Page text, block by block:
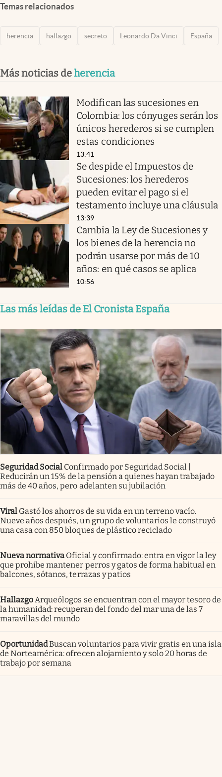
Temas relacionados
herencia hallazgo secreto Leonardo Da Vinci España
Más noticias deherencia
Modifican las sucesiones en
Colombia: los cónyuges serán los
únicos herederos si se cumplen
estas condiciones
13:41
Se despide el Impuestos de
Sucesiones: los herederos
pueden evitar el pago si el
testamento incluye una cláusula
13:39
Cambia la Ley de Sucesiones y
los bienes de la herencia no
podrán usarse por más de 10
años: en qué casos se aplica
10:56
Las más leídas de El Cronista España
Seguridad Social Confirmado por Seguridad Social |
Reducirán un 15% de la pensión a quienes hayan trabajado
más de 40 años, pero adelanten su jubilación
Viral Gastó los ahorros de su vida en un terreno vacío.
Nueve años después, un grupo de voluntarios le construyó
una casa con 850 bloques de plástico reciclado
Nueva normativa Oficial y confirmado: entra en vigor la ley
que prohíbe mantener perros y gatos de forma habitual en
balcones, sótanos, terrazas y patios
Hallazgo Arqueólogos se encuentran con el mayor tesoro de
la humanidad: recuperan del fondo del mar una de las 7
maravillas del mundo
OportunidadBuscan voluntarios para vivir gratis en una isla
de Norteamérica: ofrecen alojamiento y solo 20 horas de
trabajo por semana